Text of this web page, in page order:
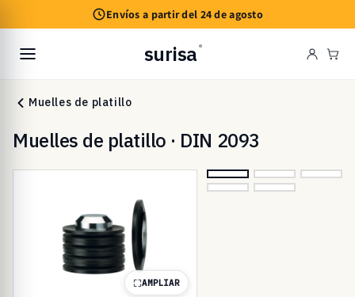
al contenido
Envíos a partir del 24 de agosto
surisa ®
Muelles de platillo
Muelles de platillo · DIN 2093
AMPLIAR